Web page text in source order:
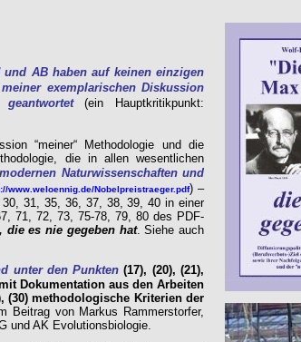
AB haben auf keinen einzigen
exemplarischen Diskussion
(ein Hauptkritikpunkt:
“meiner“ Methodologie und die
die in allen wesentlichen
Naturwissenschaften und
www.weloennig.de/Nobelpreistraeger.pdf) –
31, 35, 36, 37, 38, 39, 40 in einer
71, 72, 73, 75-78, 79, 80 des PDF-
die es nie gegeben hat. Siehe auch
unter den Punkten (17), (20), (21),
Dokumentation aus den Arbeiten
(30) methodologische Kriterien der
Beitrag von Markus Rammerstorfer,
und AK Evolutionsbiologie.